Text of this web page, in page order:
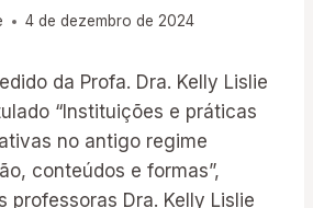
4 de dezembro de 2024
da Profa. Dra. Kelly Lislie
“Instituições e práticas
no antigo regime
conteúdos e formas”,
professoras Dra. Kelly Lislie